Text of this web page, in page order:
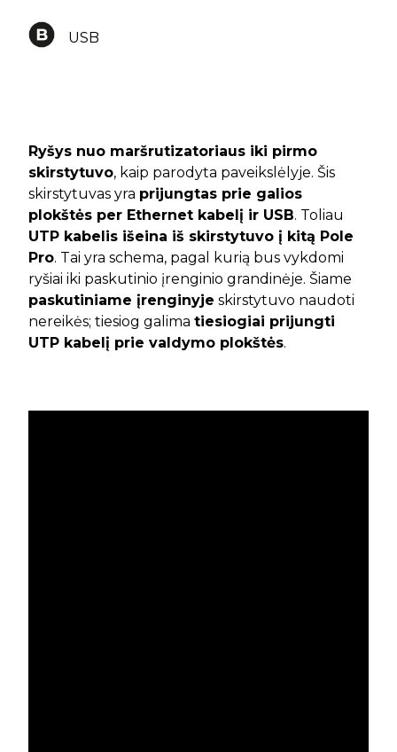
USB
Ryšys nuo maršrutizatoriaus iki pirmo
skirstytuvo, kaip parodyta paveikslėlyje. Šis
skirstytuvas yra prijungtas prie galios
plokštės per Ethernet kabelį ir USB. Toliau
UTP kabelis išeina iš skirstytuvo į kitą Pole
Pro. Tai yra schema, pagal kurią bus vykdomi
ryšiai iki paskutinio įrenginio grandinėje. Šiame
paskutiniame įrenginyje skirstytuvo naudoti
nereikės; tiesiog galima tiesiogiai prijungti
UTP kabelį prie valdymo plokštės.